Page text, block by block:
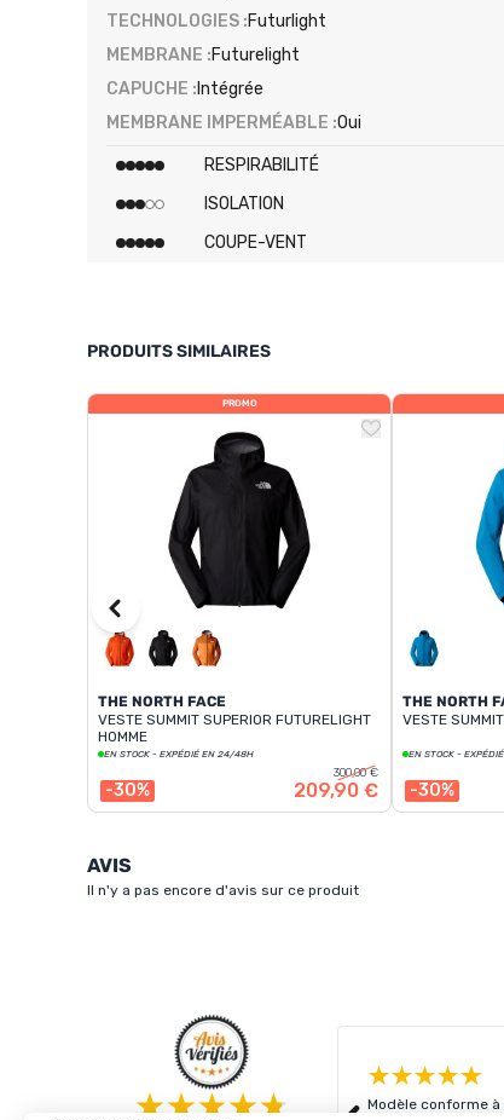
TECHNOLOGIES :Futurlight
MEMBRANE :Futurelight
CAPUCHE : Intégrée
MEMBRANE IMPERMÉABLE :Oui
RESPIRABILITÉ
ISOLATION
COUPE-VENT
PRODUITS SIMILAIRES
PROMO
THE NORTH FACE
VESTE SUMMIT SUPERIOR FUTURELIGHT
HOMME
EN STOCK - EXPÉDIÉ EN 24/48H
-30%
300,00 €
209,90 €
THE NORTH
VESTE
EN STOCK -
-30%
AVIS
Il n'y a pas encore d'avis sur ce produit
Modèle conforme